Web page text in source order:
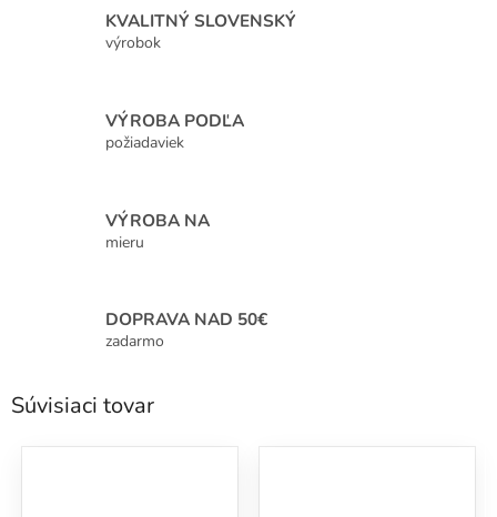
KVALITNÝ SLOVENSKÝ
výrobok
VÝROBA PODĽA
požiadaviek
VÝROBA NA
mieru
DOPRAVA NAD 50€
zadarmo
Súvisiaci tovar